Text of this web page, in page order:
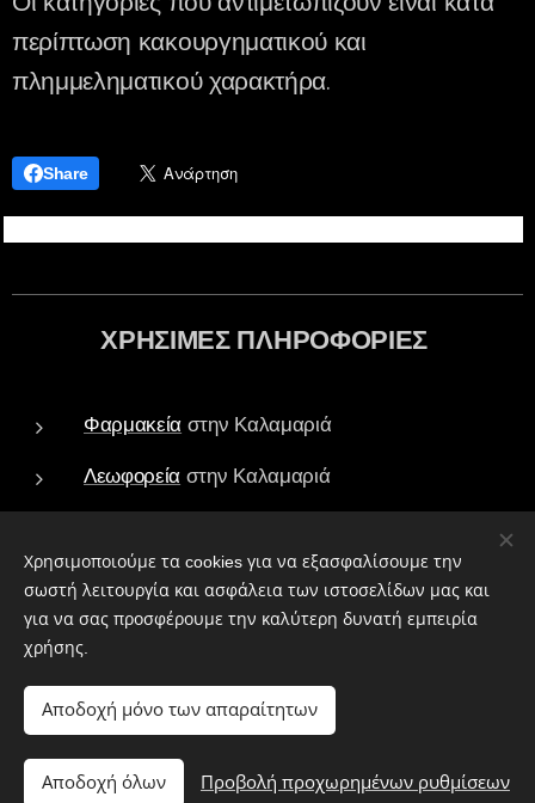
περίπτωση κακουργηματικού και
πλημμεληματικού χαρακτήρα.
Share
ΧΡΗΣΙΜΕΣ ΠΛΗΡΟΦΟΡΙΕΣ
Φαρμακεία στην Καλαμαριά
Λεωφορεία στην Καλαμαριά
Πάρκα στην Καλαμαριά
Ιεροί Ναοί στην Καλαμαριά
Kalamariatv All Rights Reserved
Χρησιμοποιούμε τα cookies για να εξασφαλίσουμε την
σωστή λειτουργία και ασφάλεια των ιστοσελίδων μας και
για να σας προσφέρουμε την καλύτερη δυνατή εμπειρία
χρήσης.
Αποδοχή μόνο των απαραίτητων
Αποδοχή όλων Προβολή προχωρημένων ρυθμίσεων